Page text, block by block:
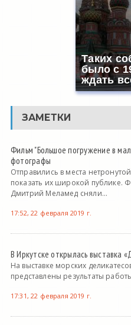
Таких
было с
ждать
ЗАМЕТКИ
Фильм "Большое погружение в
фотографы
Отправились в места
показать их широкой публике.
Дмитрий Меламед сняли...
17:52, 22 февраля 2019 г.
В Иркутске открылась выставка
На выставке морских
представлены результаты
17:31, 22 февраля 2019 г.